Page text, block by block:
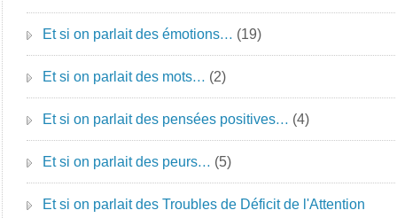
Et si on parlait des émotions… (19)
Et si on parlait des mots… (2)
Et si on parlait des pensées positives… (4)
Et si on parlait des peurs… (5)
Et si on parlait des Troubles de Déficit de l'Attention